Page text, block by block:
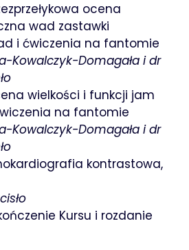
ocena
wad zastawki
i ćwiczenia na fantomie
Kowalczyk-Domagała i dr
wielkości i funkcji jam
na fantomie
Kowalczyk-Domagała i dr
kontrastowa,
Kursu i rozdanie